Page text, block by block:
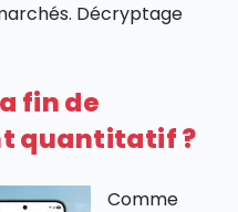
Décryptage
fin de
quantitatif ?
Comme